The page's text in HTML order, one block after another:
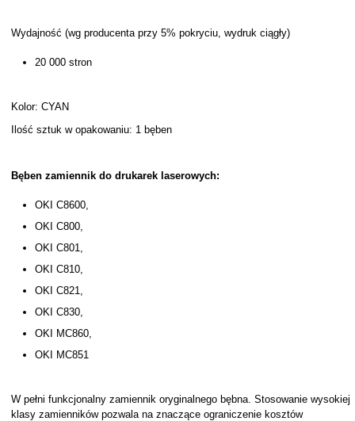
Wydajność (wg producenta przy 5% pokryciu, wydruk ciągły)
20 000 stron
Kolor: CYAN
Ilość sztuk w opakowaniu: 1 bęben
Bęben zamiennik do drukarek laserowych:
OKI C8600,
OKI C800,
OKI C801,
OKI C810,
OKI C821,
OKI C830,
OKI MC860,
OKI MC851
W pełni funkcjonalny zamiennik oryginalnego bębna. Stosowanie wysokiej
klasy zamienników pozwala na znaczące ograniczenie kosztów